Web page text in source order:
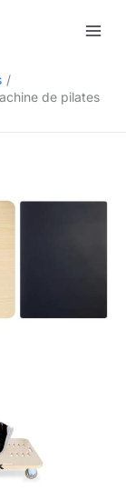
de pilates